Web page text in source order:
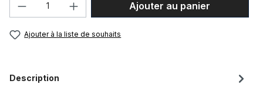
Ajouter au panier
Ajouter à la liste de souhaits
Description